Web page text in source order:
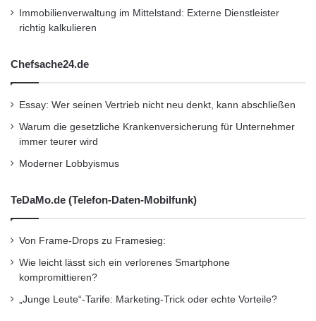
Regalwänden fest eingehängt und einfach
Mehrere Boxen lassen sich übereinander
stapeln und fest miteinander verknüpfen. Das
erleichtert den Transport mehrerer Boxen
gleichzeitig aus dem Fahrzeug zum Einsatzort.
auch der varioSort Servicekoffer verbinden.
Seine Profilierung in Boden und Deckel
verhindern ein Verrutschen des Stapels. Der
Deckel lässt sich mit einer Hand öffnen, da der
Immobilienverwaltung im Mittelstand: Externe Dienstleister
richtig kalkulieren
Chefsache24.de
Essay: Wer seinen Vertrieb nicht neu denkt, kann abschließen
Warum die gesetzliche Krankenversicherung für Unternehmer
immer teurer wird
Moderner Lobbyismus
TeDaMo.de (Telefon-Daten-Mobilfunk)
Von Frame-Drops zu Framesieg:
Wie leicht lässt sich ein verlorenes Smartphone
kompromittieren?
„Junge Leute“-Tarife: Marketing-Trick oder echte Vorteile?